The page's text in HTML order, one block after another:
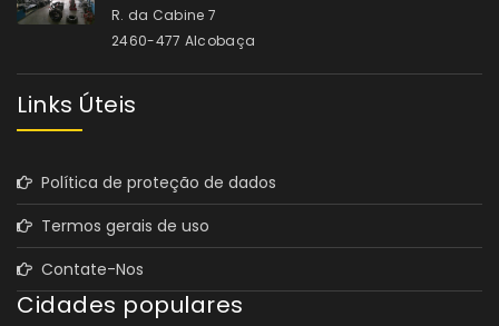
R. da Cabine 7
2460-477 Alcobaça
Links Úteis
Política de proteção de dados
Termos gerais de uso
Contate-Nos
Cidades populares